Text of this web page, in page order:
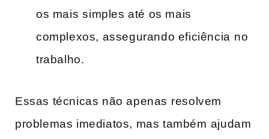
os mais⁣ simples até os mais⁣
complexos, assegurando eficiência ⁤no
trabalho.
Essas técnicas não apenas ⁢resolvem
problemas imediatos, mas também ⁢ajudam‌